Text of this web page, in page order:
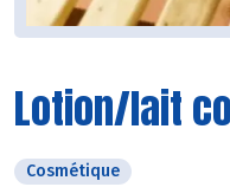
Lotion/lait
Cosmétique